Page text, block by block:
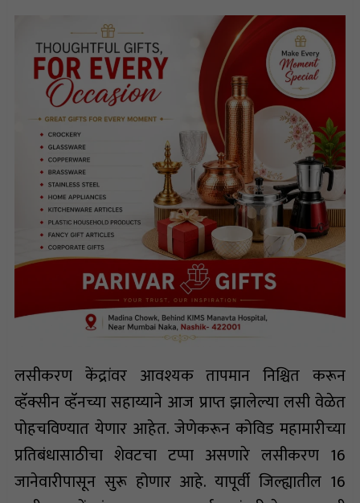
लसीकरण केंद्रांवर आवश्यक तापमान निश्चित करून
व्हॅक्सीन व्हॅनच्या सहाय्याने आज प्राप्त झालेल्या लसी वेळेत
पोहचविण्यात येणार आहेत. जेणेकरून कोविड महामारीच्या
प्रतिबंधासाठीचा शेवटचा टप्पा असणारे लसीकरण 16
जानेवारीपासून सुरू होणार आहे. यापूर्वी जिल्ह्यातील 16